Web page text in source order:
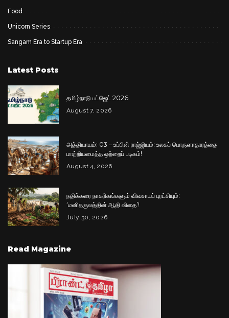
Food
Unicorn Series
Sangam Era to Startup Era
Latest Posts
தமிழ்நாடு பட்ஜெட் 2026:
August 7, 2026
அத்தியாயம்: 03 – உப்பின் ராஜ்ஜியம்: உலகப் பொருளாதாரத்தை
மாற்றியமைத்த ஒற்றைப் படிகம்!
August 4, 2026
நதிக்கரை நாகரிகங்களும் விவசாயப் புரட்சியும்:
‘மனிதகுலத்தின் ஆதி விதை’!
July 30, 2026
Read Magazine